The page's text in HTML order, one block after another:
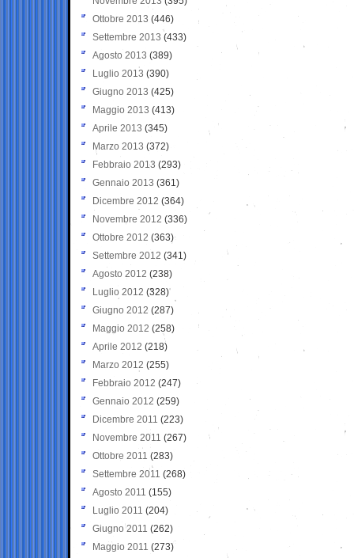
Ottobre 2013 (446)
Settembre 2013 (433)
Agosto 2013 (389)
Luglio 2013 (390)
Giugno 2013 (425)
Maggio 2013 (413)
Aprile 2013 (345)
Marzo 2013 (372)
Febbraio 2013 (293)
Gennaio 2013 (361)
Dicembre 2012 (364)
Novembre 2012 (336)
Ottobre 2012 (363)
Settembre 2012 (341)
Agosto 2012 (238)
Luglio 2012 (328)
Giugno 2012 (287)
Maggio 2012 (258)
Aprile 2012 (218)
Marzo 2012 (255)
Febbraio 2012 (247)
Gennaio 2012 (259)
Dicembre 2011 (223)
Novembre 2011 (267)
Ottobre 2011 (283)
Settembre 2011 (268)
Agosto 2011 (155)
Luglio 2011 (204)
Giugno 2011 (262)
Maggio 2011 (273)